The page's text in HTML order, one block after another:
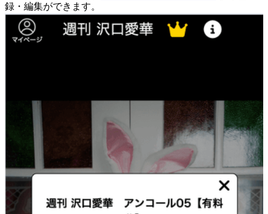
録・編集ができます。